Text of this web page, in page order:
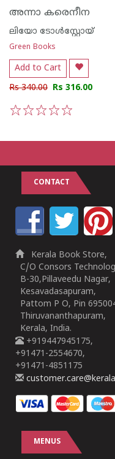
അന്നാ കരെനീന
ലിയോ ടോള്‍സ്റ്റോയ്
Green Books
Add to Cart
Rs 340.00 Rs 316.00
CONTACT
Kerala Book Store,
C/O Consors
B-30,Pillaveedu Nagar,
Kesavadasapuram,
Pattom P O, Pin
Thiruvananthapuram,
Kerala, India.
+919447945175,
+91471-2554670,
+91471-4851175
MENUS